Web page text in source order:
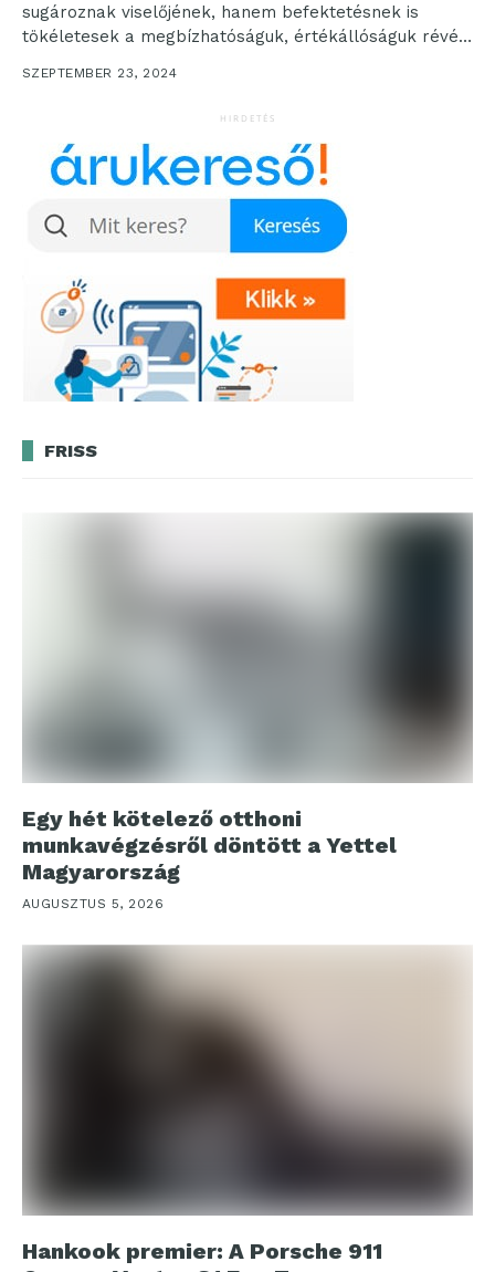
sugároznak viselőjének, hanem befektetésnek is
tökéletesek a megbízhatóságuk, értékállóságuk révén.
gyűjteményében különleges...
SZEPTEMBER 23, 2024
HIRDETÉS
FRISS
Egy hét kötelező otthoni
munkavégzésről döntött a Yettel
Magyarország
AUGUSZTUS 5, 2026
Hankook premier: A Porsche 911